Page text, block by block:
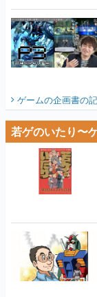
ゲームの企画書の
若ゲのいたり〜